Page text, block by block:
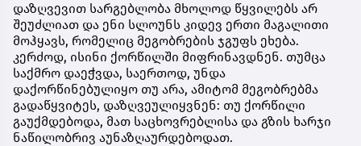
დაზღვევით სარგებლობა მხოლოდ წყვილებს არ
შეუძლიათ და ენი სლოუნს კიდევ ერთი მაგალითი
მოჰყავს, რომელიც მეგობრების ჯგუფს ეხება.
კერძოდ, ისინი ქორწილში მიფრინავდნენ. თუმცა
საქმრო დაეჭვდა, საერთოდ, უნდა
დაქორწინებულიყო თუ არა, ამიტომ მეგობრებმა
გადაწყვიტეს, დაზღვეულიყვნენ: თუ ქორწილი
გაუქმდებოდა, მათ საცხოვრებლისა და გზის ხარჯი
ნაწილობრივ აუნაზღაურდებოდათ.